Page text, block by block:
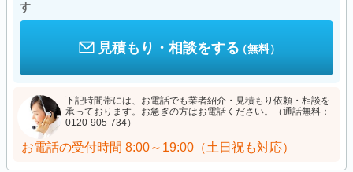
す
見積もり・相談をする（無料）
下記時間帯には、お電話でも業者紹介・見積もり依頼・相談を
承っております。お急ぎの方はお電話ください。（通話無料：
0120-905-734）
お電話の受付時間 8:00～19:00（土日祝も対応）